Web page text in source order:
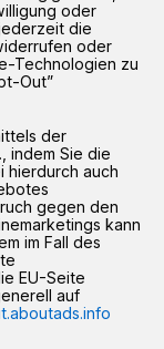
oder
die
oder
Technologien zu
Out”
der
indem Sie die
hierdurch auch
gegen den
kann
im Fall des
EU-Seite
auf